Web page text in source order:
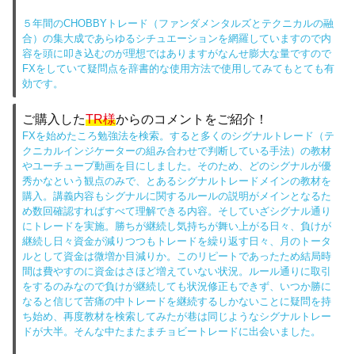
５年間のCHOBBYトレード（ファンダメンタルズとテクニカルの融
合）の集大成であらゆるシチュエーションを網羅していますので内
容を頭に叩き込むのが理想ではありますがなんせ膨大な量ですので
FXをしていて疑問点を辞書的な使用方法で使用してみてもとても有
効です。
ご購入したTR様からのコメントをご紹介！
FXを始めたころ勉強法を検索。すると多くのシグナルトレード（テ
クニカルインジケーターの組み合わせで判断している手法）の教材
やユーチューブ動画を目にしました。そのため、どのシグナルが優
秀かなという観点のみで、とあるシグナルトレードメインの教材を
購入。講義内容もシグナルに関するルールの説明がメインとなるた
め数回確認すればすべて理解できる内容。そしていざシグナル通り
にトレードを実施。勝ちが継続し気持ちが舞い上がる日々、負けが
継続し日々資金が減りつつもトレードを繰り返す日々、月のトータ
ルとして資金は微増か目減りか。このリピートであったため結局時
間は費やすのに資金はさほど増えていない状況。ルール通りに取引
をするのみなので負けが継続しても状況修正もできず、いつか勝に
なると信じて苦痛の中トレードを継続するしかないことに疑問を持
ち始め、再度教材を検索してみたが巷は同じようなシグナルトレー
ドが大半。そんな中たまたまチョビートレードに出会いました。